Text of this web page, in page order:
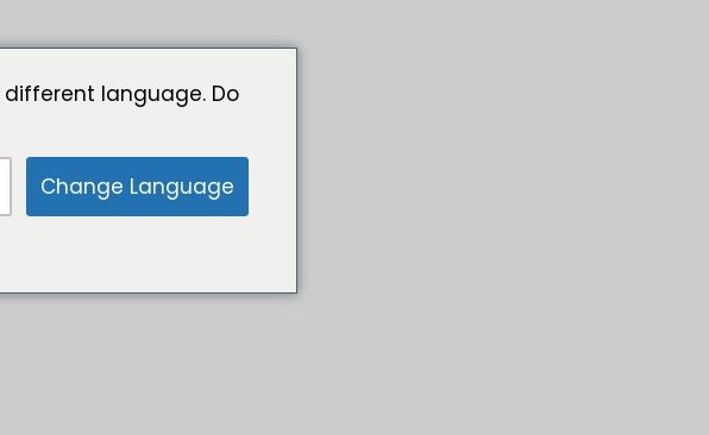
language. Do
Change Language